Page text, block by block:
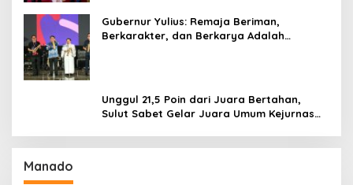
Gubernur Yulius: Remaja Beriman,
Berkarakter, dan Berkarya Adalah
Unggul 21,5 Poin dari Juara Bertahan,
Sulut Sabet Gelar Juara Umum Kejurnas
Manado